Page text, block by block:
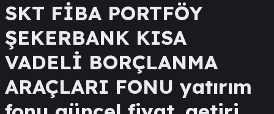
SKT FİBA PORTFÖY
ŞEKERBANK KISA
VADELİ BORÇLANMA
ARAÇLARI FONU yatırım